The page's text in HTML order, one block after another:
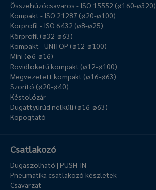
Összehúzócsavaros - ISO 15552 (ø160-ø320)
Kompakt - ISO 21287 (ø20-ø100)
Körprofil - ISO 6432 (ø8-ø25)
Körprofil (ø32-ø63)
Kompakt - UNITOP (ø12-ø100)
Mini (ø6-ø16)
Rövidlöketű kompakt (ø12-ø100)
Megvezetett kompakt (ø16-ø63)
Szorító (ø20-ø40)
Késtolózár
Dugattyúrúd nélküli (ø16-ø63)
Kopogtató
Csatlakozó
Dugaszolható | PUSH-IN
Pneumatika csatlakozó készletek
Csavarzat